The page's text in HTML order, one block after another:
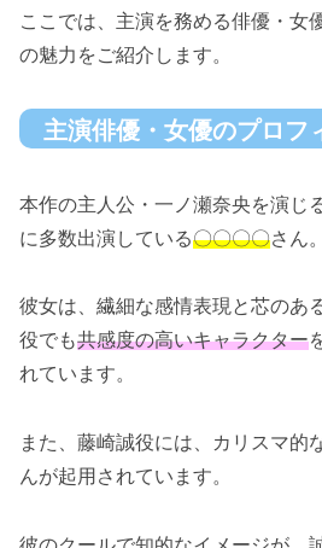
ここでは、主演を務める俳優・女
の魅力をご紹介します。
主演俳優・女優のプロフ
本作の主人公・一ノ瀬奈央を演じ
に多数出演している〇〇〇〇さん。
彼女は、繊細な感情表現と芯のあ
役でも共感度の高いキャラクター
れています。
また、藤崎誠役には、カリスマ的
んが起用されています。